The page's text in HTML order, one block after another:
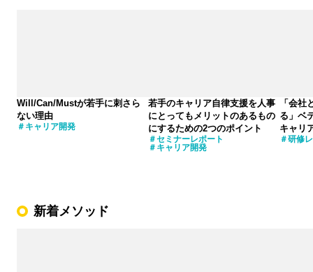
Will/Can/Mustが若手に刺さら
ない理由
キャリア開発
若手のキャリア自律支援を人事
にとってもメリットのあるもの
にするための2つのポイント
セミナーレポート
キャリア開発
「会社
る」ベ
キャリ
研修
新着メソッド